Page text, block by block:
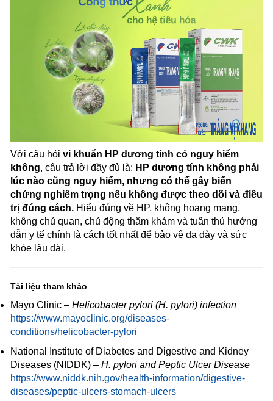
Với câu hỏi vi khuẩn HP dương tính có nguy hiểm
không, câu trả lời đầy đủ là: HP dương tính không phải
lúc nào cũng nguy hiểm, nhưng có thể gây biến
chứng nghiêm trọng nếu không được theo dõi và điều
trị đúng cách. Hiểu đúng về HP, không hoang mang,
không chủ quan, chủ động thăm khám và tuân thủ hướng
dẫn y tế chính là cách tốt nhất để bảo vệ dạ dày và sức
khỏe lâu dài.
Tài liệu tham khảo
Mayo Clinic – Helicobacter pylori (H. pylori) infection
https://www.mayoclinic.org/diseases-
conditions/helicobacter-pylori
National Institute of Diabetes and Digestive and Kidney
Diseases (NIDDK) – H. pylori and Peptic Ulcer Disease
https://www.niddk.nih.gov/health-information/digestive-
diseases/peptic-ulcers-stomach-ulcers